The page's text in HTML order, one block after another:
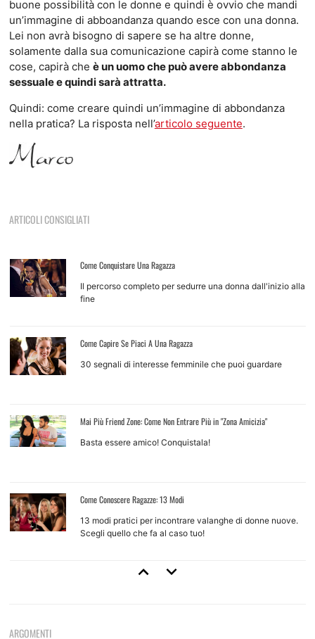
buone possibilità con le donne e quindi è ovvio che mandi
un’immagine di abboandanza quando esce con una donna.
Lei non avrà bisogno di sapere se ha altre donne,
solamente dalla sua comunicazione capirà come stanno le
cose, capirà che è un uomo che può avere abbondanza
sessuale e quindi sarà attratta.
Quindi: come creare quindi un’immagine di abbondanza
nella pratica? La risposta nell’articolo seguente.
ARTICOLI CONSIGLIATI
Come Conquistare Una Ragazza
Il percorso completo per sedurre una donna dall'inizio alla
fine
Come Capire Se Piaci A Una Ragazza
30 segnali di interesse femminile che puoi guardare
Mai Più Friend Zone: Come Non Entrare Più in "Zona Amicizia"
Basta essere amico! Conquistala!
Come Conoscere Ragazze: 13 Modi
13 modi pratici per incontrare valanghe di donne nuove.
Scegli quello che fa al caso tuo!
Come Approcciare Una Ragazza
ARGOMENTI